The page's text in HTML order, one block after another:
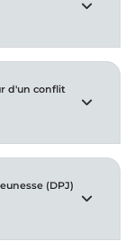
d'un conflit
(DPJ)